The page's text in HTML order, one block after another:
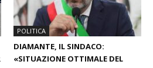
POLITICA
DIAMANTE, IL SINDACO:
«SITUAZIONE OTTIMALE DEL
NOSTRO MARE E DEI